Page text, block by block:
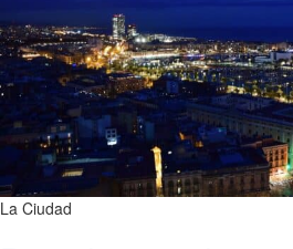
La Ciudad